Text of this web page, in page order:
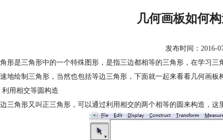
几何画板如何
发布时间：2016-
形是三角形中的一个特殊图形，是指三边都相等的三角形，在学习三
地绘制三角形，当然也包括等边三角形，下面就一起来看看几何画板
利用相交等圆构造
三角形又叫正三角形，可以通过利用相交的两个相等的圆来构造，这